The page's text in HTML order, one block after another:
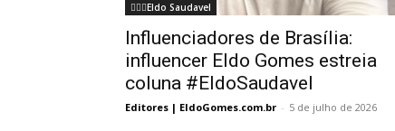
🏃🏻‍♂️Eldo Saudavel
Influenciadores de Brasília:
influencer Eldo Gomes estreia
coluna #EldoSaudavel
Editores | EldoGomes.com.br - 5 de julho de 2026